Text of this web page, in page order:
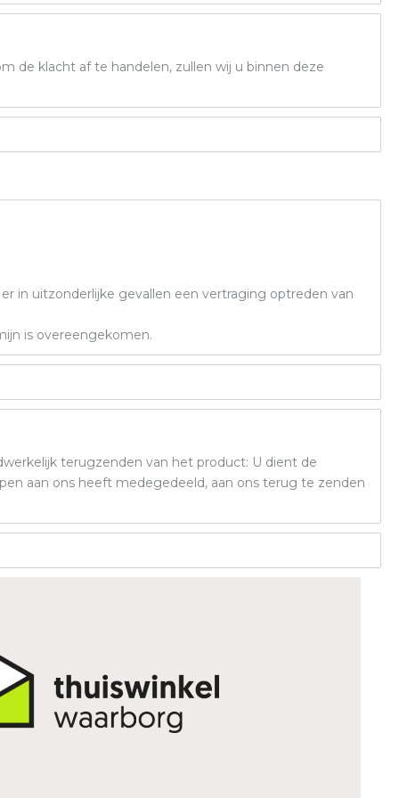
de klacht af te handelen, zullen wij u binnen deze
in uitzonderlijke gevallen een vertraging optreden van
is overeengekomen.
terugzenden van het product: U dient de
aan ons heeft medegedeeld, aan ons terug te zenden